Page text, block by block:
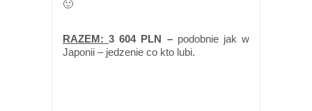
🙂
RAZEM:3 604 PLN – podobnie jak w
Japonii – jedzenie co kto lubi.